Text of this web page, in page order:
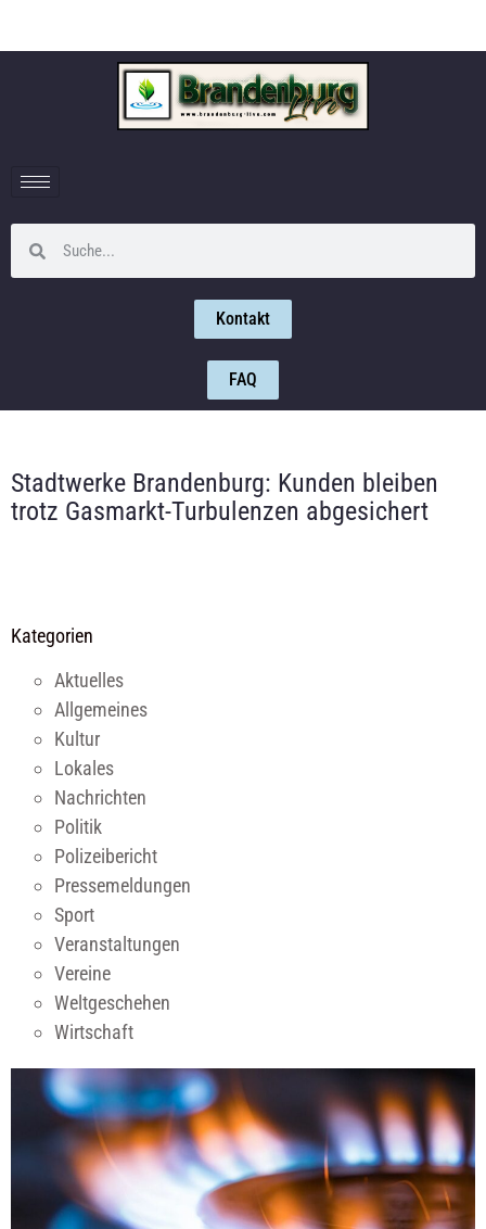
Kontakt
FAQ
Stadtwerke Brandenburg: Kunden bleiben
trotz Gasmarkt-Turbulenzen abgesichert
Kategorien
Aktuelles
Allgemeines
Kultur
Lokales
Nachrichten
Politik
Polizeibericht
Pressemeldungen
Sport
Veranstaltungen
Vereine
Weltgeschehen
Wirtschaft